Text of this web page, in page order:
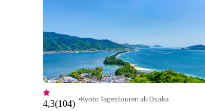
4,3(104) Kyoto Tagestouren ab Osaka